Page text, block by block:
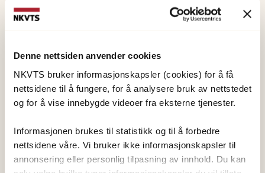
Denne nettsiden anvender cookies
NKVTS bruker informasjonskapsler (cookies) for å få
nettsidene til å fungere, for å analysere bruk av nettstedet
og for å vise innebygde videoer fra eksterne tjenester.
Informasjonen brukes til statistikk og til å forbedre
nettsidene våre. Vi bruker ikke informasjonskapsler til
annonsering eller personlig tilpasning av innhold. Du kan
og har kortere ventetid. Der må du imidlertid
betale behandlingen selv eller få den dekket av
Snakk om det du trenger
NKVTS har, i samarbeid med Samvalgsenteret ved
Helse Nord, utarbeidet
samvalgsverktøy for
PTSD. Samvalgsverktøy er et digitalt hjelpemiddel
som gir deg oppdatert og kvalitetssikret